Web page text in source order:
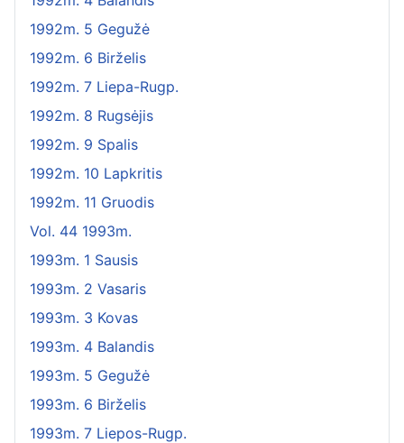
1992m. 5 Gegužė
1992m. 6 Birželis
1992m. 7 Liepa-Rugp.
1992m. 8 Rugsėjis
1992m. 9 Spalis
1992m. 10 Lapkritis
1992m. 11 Gruodis
Vol. 44 1993m.
1993m. 1 Sausis
1993m. 2 Vasaris
1993m. 3 Kovas
1993m. 4 Balandis
1993m. 5 Gegužė
1993m. 6 Birželis
1993m. 7 Liepos-Rugp.